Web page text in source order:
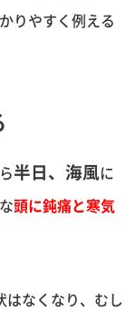
りやすく例える
半日、海風に
頭に鈍痛と寒気
はなくなり、むし